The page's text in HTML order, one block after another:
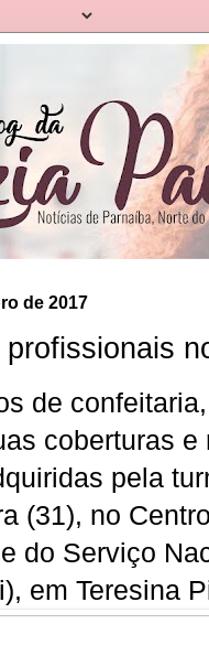
de 2017
de
coberturas
pela
(31), no
do Serviço
em Teresina